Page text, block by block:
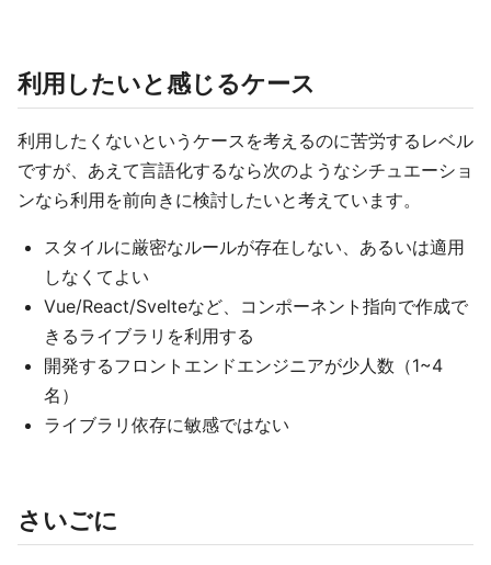
利用したいと感じるケース
利用したくないというケースを考えるのに苦労するレベル
ですが、あえて言語化するなら次のようなシチュエーショ
ンなら利用を前向きに検討したいと考えています。
スタイルに厳密なルールが存在しない、あるいは適用
しなくてよい
Vue/React/Svelteなど、コンポーネント指向で作成で
きるライブラリを利用する
開発するフロントエンドエンジニアが少人数（1~4
名）
ライブラリ依存に敏感ではない
さいごに